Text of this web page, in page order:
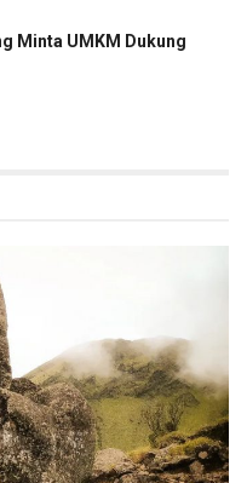
Minta UMKM Dukung